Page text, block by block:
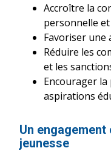
Accroître la
personnelle
Favoriser une
Réduire les
et les
Encourager la
aspirations
Un
jeunesse